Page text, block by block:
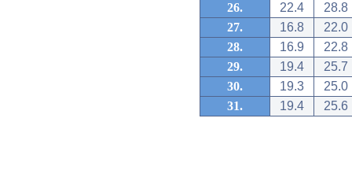
26.
22.4
28.8
27.
16.8
22.0
28.
16.9
22.8
29.
19.4
25.7
30.
19.3
25.0
31.
19.4 25.6